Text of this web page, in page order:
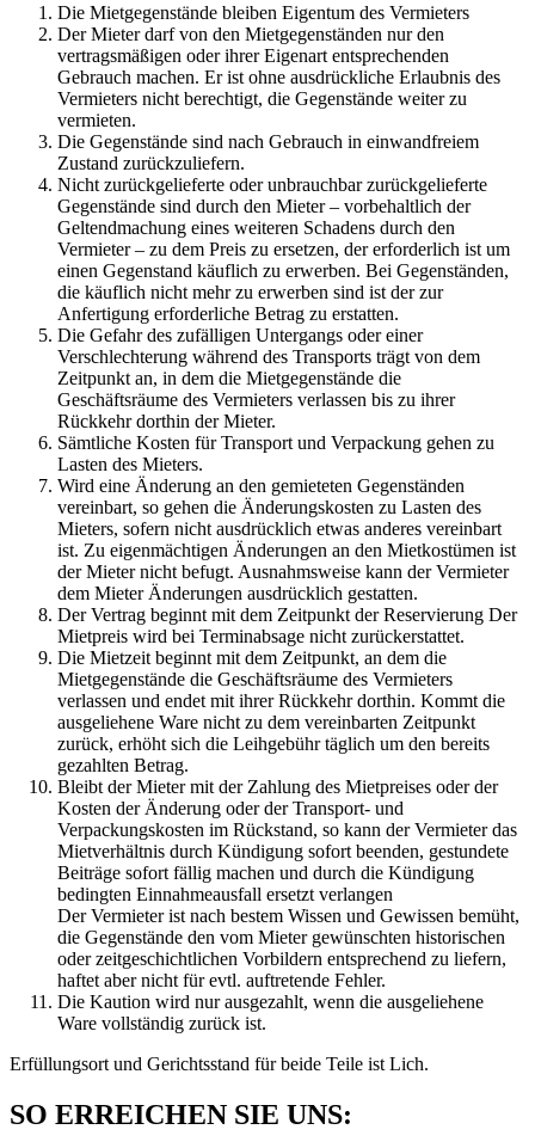
Die Mietgegenstände bleiben Eigentum des Vermieters
Der Mieter darf von den Mietgegenständen nur den
vertragsmäßigen oder ihrer Eigenart entsprechenden
Gebrauch machen. Er ist ohne ausdrückliche Erlaubnis des
Vermieters nicht berechtigt, die Gegenstände weiter zu
vermieten.
Die Gegenstände sind nach Gebrauch in einwandfreiem
Zustand zurückzuliefern.
Nicht zurückgelieferte oder unbrauchbar zurückgelieferte
Gegenstände sind durch den Mieter – vorbehaltlich der
Geltendmachung eines weiteren Schadens durch den
Vermieter – zu dem Preis zu ersetzen, der erforderlich ist um
einen Gegenstand käuflich zu erwerben. Bei Gegenständen,
die käuflich nicht mehr zu erwerben sind ist der zur
Anfertigung erforderliche Betrag zu erstatten.
Die Gefahr des zufälligen Untergangs oder einer
Verschlechterung während des Transports trägt von dem
Zeitpunkt an, in dem die Mietgegenstände die
Geschäftsräume des Vermieters verlassen bis zu ihrer
Rückkehr dorthin der Mieter.
Sämtliche Kosten für Transport und Verpackung gehen zu
Lasten des Mieters.
Wird eine Änderung an den gemieteten Gegenständen
vereinbart, so gehen die Änderungskosten zu Lasten des
Mieters, sofern nicht ausdrücklich etwas anderes vereinbart
ist. Zu eigenmächtigen Änderungen an den Mietkostümen ist
der Mieter nicht befugt. Ausnahmsweise kann der Vermieter
dem Mieter Änderungen ausdrücklich gestatten.
Der Vertrag beginnt mit dem Zeitpunkt der Reservierung Der
Mietpreis wird bei Terminabsage nicht zurückerstattet.
Die Mietzeit beginnt mit dem Zeitpunkt, an dem die
Mietgegenstände die Geschäftsräume des Vermieters
verlassen und endet mit ihrer Rückkehr dorthin. Kommt die
ausgeliehene Ware nicht zu dem vereinbarten Zeitpunkt
zurück, erhöht sich die Leihgebühr täglich um den bereits
gezahlten Betrag.
Bleibt der Mieter mit der Zahlung des Mietpreises oder der
Kosten der Änderung oder der Transport- und
Verpackungskosten im Rückstand, so kann der Vermieter das
Mietverhältnis durch Kündigung sofort beenden, gestundete
Beiträge sofort fällig machen und durch die Kündigung
bedingten Einnahmeausfall ersetzt verlangen
Der Vermieter ist nach bestem Wissen und Gewissen bemüht,
die Gegenstände den vom Mieter gewünschten historischen
oder zeitgeschichtlichen Vorbildern entsprechend zu liefern,
haftet aber nicht für evtl. auftretende Fehler.
Die Kaution wird nur ausgezahlt, wenn die ausgeliehene
Ware vollständig zurück ist.
Erfüllungsort und Gerichtsstand für beide Teile ist Lich.
SO ERREICHEN SIE UNS: